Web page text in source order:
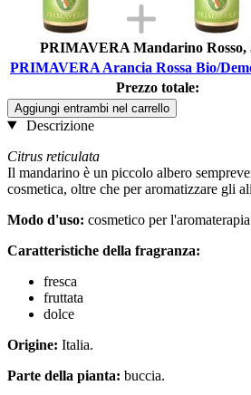
PRIMAVERA Mandarino Rosso,
PRIMAVERA Arancia Rossa Bio/
Prezzo totale:
Aggiungi entrambi nel carrello
Descrizione
Citrus reticulata
Il mandarino è un piccolo albero
cosmetica, oltre che per aromatizzare gli
Modo d'uso: cosmetico per
Caratteristiche della fragranza:
fresca
fruttata
dolce
Origine: Italia.
Parte della pianta: buccia.